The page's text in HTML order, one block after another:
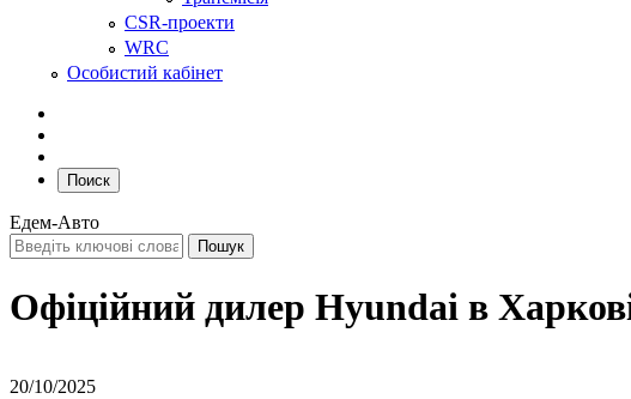
CSR-проекти
WRC
Особистий кабінет
Поиск
Едем-Авто
Офіційний дилер Hyundai в
20/10/2025